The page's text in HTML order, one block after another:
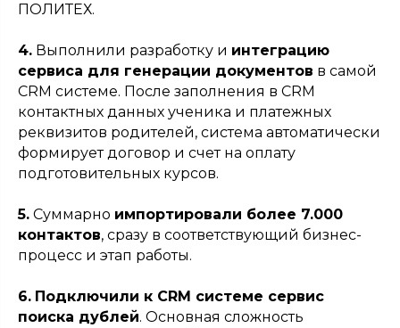
ПОЛИТЕХ.
4. Выполнили разработку и интеграцию
сервиса для генерации документов в самой
CRM системе. После заполнения в CRM
контактных данных ученика и платежных
реквизитов родителей, система автоматически
формирует договор и счет на оплату
подготовительных курсов.
5. Суммарно импортировали более 7.000
контактов, сразу в соответствующий бизнес-
процесс и этап работы.
6. Подключили к CRM системе сервис
поиска дублей. Основная сложность